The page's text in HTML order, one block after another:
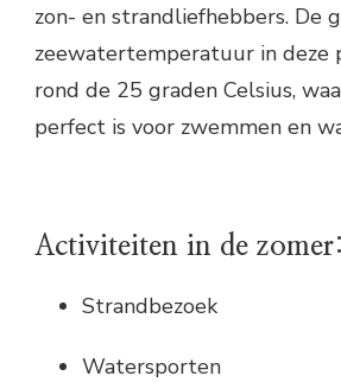
zon- en strandliefhebbers. De
zeewatertemperatuur in deze
rond de 25 graden Celsius,
perfect is voor zwemmen en
Activiteiten in de zomer:
Strandbezoek
Watersporten